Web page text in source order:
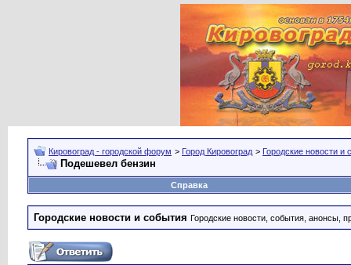
Кировоград - городской форум > Город Кировоград > Городские новости и
Подешевел бензин
Справка
Городские новости и события Городские новости, события, анонсы,